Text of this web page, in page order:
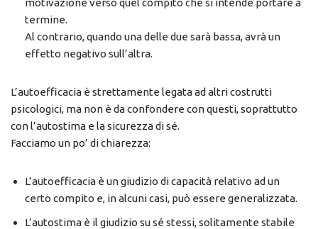
motivazione verso quel compito che si intende portare a
termine.
Al contrario, quando una delle due sarà bassa, avrà un
effetto negativo sull’altra.
L’autoefficacia è strettamente legata ad altri costrutti
psicologici, ma non è da confondere con questi, soprattutto
con l’autostima e la sicurezza di sé.
Facciamo un po’ di chiarezza:
L’autoefficacia è un giudizio di capacità relativo ad un
certo compito e, in alcuni casi, può essere generalizzata.
L’autostima è il giudizio su sé stessi, solitamente stabile